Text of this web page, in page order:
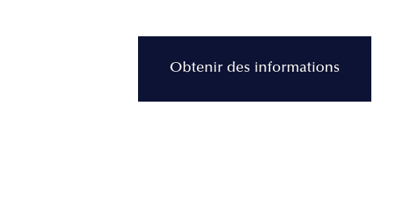
Obtenir des informations